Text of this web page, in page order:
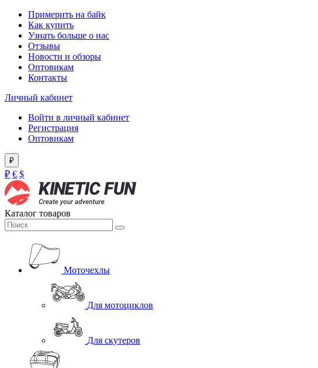
Примерить на байк
Как купить
Узнать больше о нас
Отзывы
Новости и обзоры
Оптовикам
Контакты
Личный кабинет
Войти в личный кабинет
Регистрация
Оптовикам
₽
₽ € $
Каталог товаров
Моточехлы
Для мотоциклов
Для скутеров